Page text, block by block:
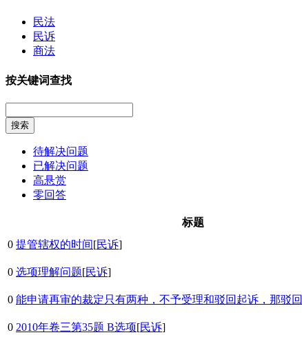
民法
民诉
商法
按关键词查找
搜索
待解决问题
已解决问题
高悬赏
零回答
标题
0 提管辖权的时间[民诉]
0 选项理解问题[民诉]
0 能申请再审的裁定只有两种，不予受理和驳回起诉，那驳
0 2010年卷三第35题 B选项[民诉]